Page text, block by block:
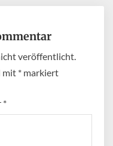
veröffentlicht.
mit *markiert
*